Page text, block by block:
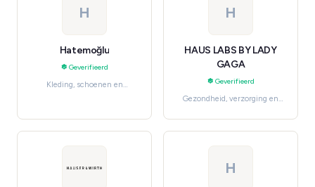
H
Hatemoğlu
Geverifieerd
Kleding, schoenen en
H
HAUS LABS BY LADY
GAGA
Geverifieerd
Gezondheid, verzorging en
H